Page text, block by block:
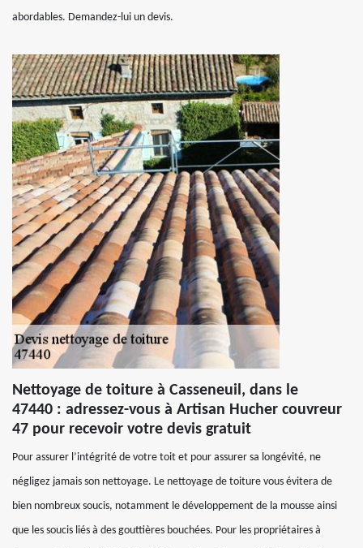
abordables. Demandez-lui un devis.
Nettoyage de toiture à Casseneuil, dans le
47440 : adressez-vous à Artisan Hucher couvreur
47 pour recevoir votre devis gratuit
Pour assurer l’intégrité de votre toit et pour assurer sa longévité, ne
négligez jamais son nettoyage. Le nettoyage de toiture vous évitera de
bien nombreux soucis, notamment le développement de la mousse ainsi
que les soucis liés à des gouttières bouchées. Pour les propriétaires à